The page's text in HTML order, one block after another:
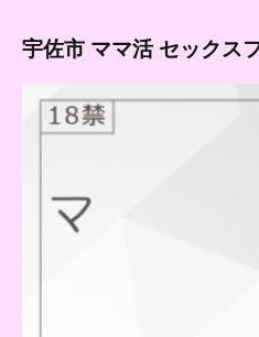
宇佐市 ママ活 セックス